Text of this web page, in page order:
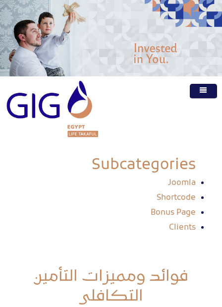
الشكاوى
الأسئلة الشائعة
وظائف
تواصل معنا
Subcategories
Joomla
Shortcode
Bonus Page
Clients
فوائد ومميزات التأمين
التكافلى